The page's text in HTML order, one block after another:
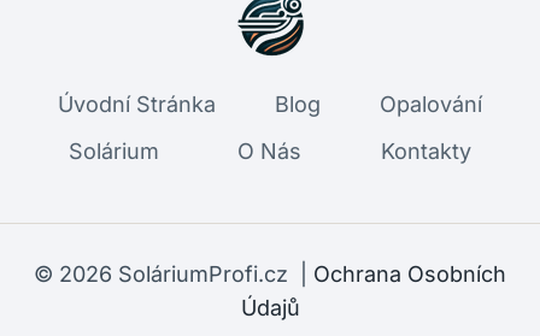
Úvodní Stránka Blog
Opalování
Solárium
O Nás Kontakty
© 2026 SoláriumProfi.cz | Ochrana Osobních
Údajů